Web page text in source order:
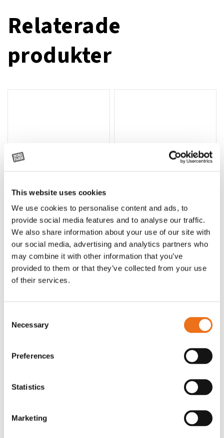
This website uses cookies
We use cookies to personalise content and ads, to
provide social media features and to analyse our traffic.
We also share information about your use of our site with
our social media, advertising and analytics partners who
may combine it with other information that you’ve
provided to them or that they’ve collected from your use
of their services.
Selection
Necessary
Preferences
Statistics
Marketing
Relaterade
produkter
Lägg till i varukorg
Rotor, komplett med slagor
OR80013456G
(ex. moms)
Grön truckknapp
A00220
kr (ex. moms)
Lägg till i varukorg
Rotor teeth 8t/6k 7.5Gr/8 R6/14 Rotor teeth 8t/6k 0Gr/8 R6/14